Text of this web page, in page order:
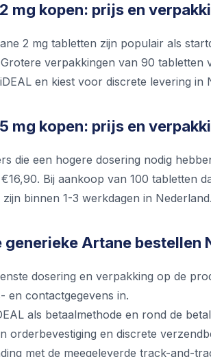
mg kopen: prijs en
2 mg tabletten zijn populair als
verpakkingen van 90
en kiest voor discrete levering in
mg kopen: prijs en
die een hogere dosering nodig
Bij aankoop van 100 tabletten
binnen 1-3 werkdagen in
generieke Artane bestellen
dosering en verpakking op de
en contactgegevens in.
als betaalmethode en rond de
orderbevestiging en discrete
met de meegeleverde track-and-